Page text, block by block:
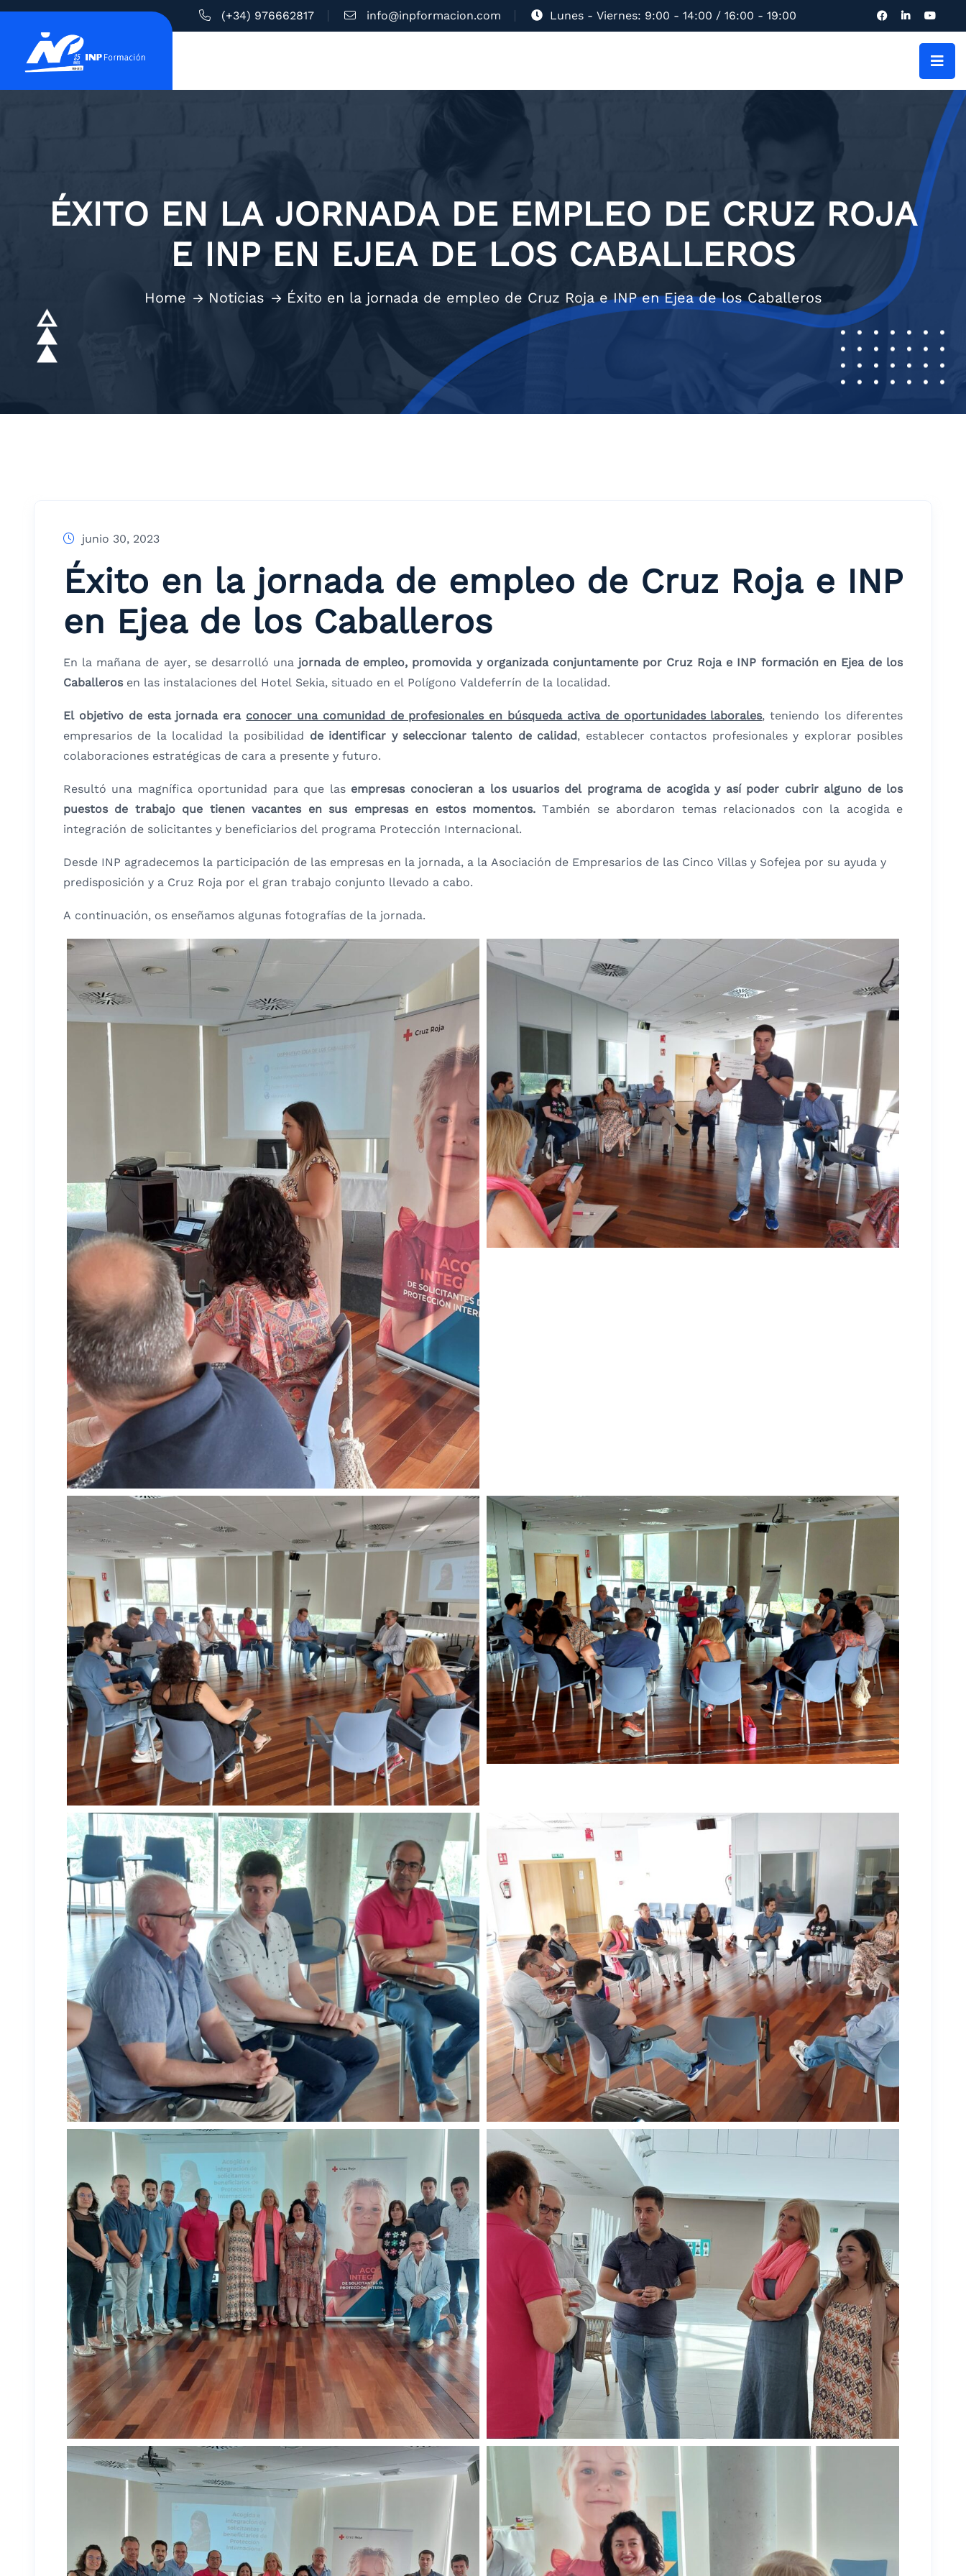
(+34) 976662817 info@inpformacion.com Lunes - Viernes: 9:00 - 14:00 / 16:00 - 19:00
ÉXITO EN LA JORNADA DE EMPLEO DE CRUZ ROJA
E INP EN EJEA DE LOS CABALLEROS
Home Noticias Éxito en la jornada de empleo de Cruz Roja e INP en Ejea de los Caballeros
junio 30, 2023
Éxito en la jornada de empleo de Cruz Roja e INP
en Ejea de los Caballeros
En la mañana de ayer, se desarrolló una jornada de empleo, promovida y organizada conjuntamente por Cruz Roja e INP formación en Ejea de los
Caballerosen las instalaciones del Hotel Sekia, situado en el Polígono Valdeferrín de la localidad.
El objetivo de esta jornada era conocer una comunidad de profesionales en búsqueda activa de oportunidades laborales, teniendo los diferentes
empresarios de la localidad la posibilidad de identificar y seleccionar talento de calidad, establecer contactos profesionales y explorar posibles
colaboraciones estratégicas de cara a presente y futuro.
Resultó una magnífica oportunidad para que lasempresas conocieran a los usuarios del programa de acogida y así poder cubrir alguno de los
puestos de trabajo que tienen vacantes en sus empresas en estos momentos.También se abordaron temas relacionados con la acogida e
integración de solicitantes y beneficiarios del programa Protección Internacional.
Desde INP agradecemos la participación de las empresas en la jornada, a la Asociación de Empresarios de las Cinco Villas y Sofejea por su ayuda y
predisposición y a Cruz Roja por el gran trabajo conjunto llevado a cabo.
A continuación, os enseñamos algunas fotografías de la jornada.